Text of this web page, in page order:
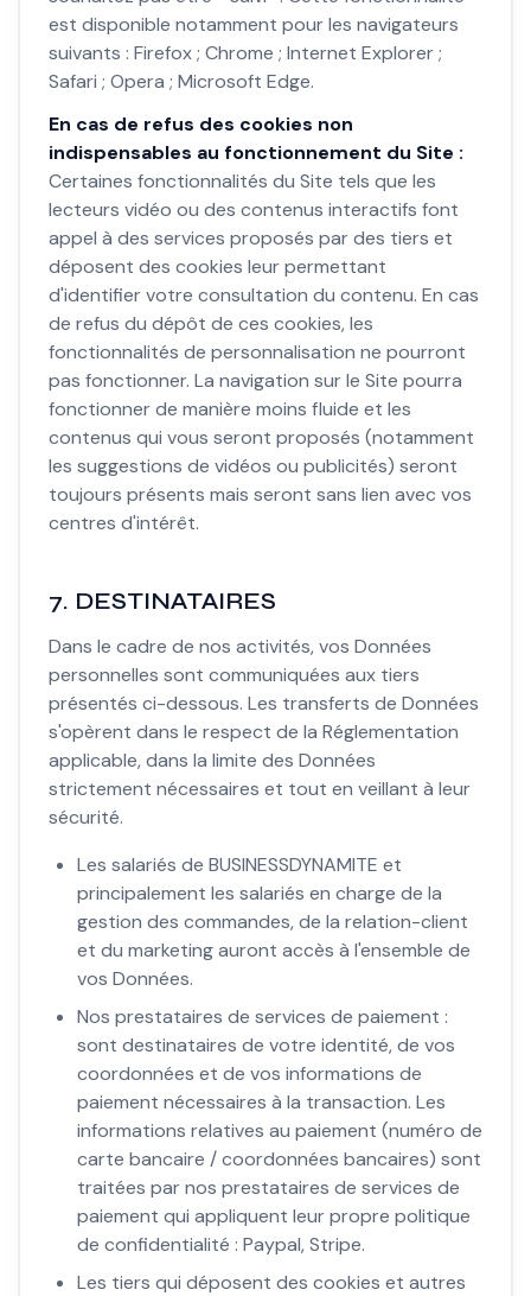
est disponible notamment pour les navigateurs
suivants : Firefox ; Chrome ; Internet Explorer ;
Safari ; Opera ; Microsoft Edge.
En cas de refus des cookies non
indispensables au fonctionnement du Site :
Certaines fonctionnalités du Site tels que les
lecteurs vidéo ou des contenus interactifs font
appel à des services proposés par des tiers et
déposent des cookies leur permettant
d'identifier votre consultation du contenu. En cas
de refus du dépôt de ces cookies, les
fonctionnalités de personnalisation ne pourront
pas fonctionner. La navigation sur le Site pourra
fonctionner de manière moins fluide et les
contenus qui vous seront proposés (notamment
les suggestions de vidéos ou publicités) seront
toujours présents mais seront sans lien avec vos
centres d'intérêt.
7. DESTINATAIRES
Dans le cadre de nos activités, vos Données
personnelles sont communiquées aux tiers
présentés ci-dessous. Les transferts de Données
s'opèrent dans le respect de la Réglementation
applicable, dans la limite des Données
strictement nécessaires et tout en veillant à leur
sécurité.
Les salariés de BUSINESSDYNAMITE et
principalement les salariés en charge de la
gestion des commandes, de la relation-client
et du marketing auront accès à l'ensemble de
vos Données.
Nos prestataires de services de paiement :
sont destinataires de votre identité, de vos
coordonnées et de vos informations de
paiement nécessaires à la transaction. Les
informations relatives au paiement (numéro de
carte bancaire / coordonnées bancaires) sont
traitées par nos prestataires de services de
paiement qui appliquent leur propre politique
de confidentialité : Paypal, Stripe.
Les tiers qui déposent des cookies et autres